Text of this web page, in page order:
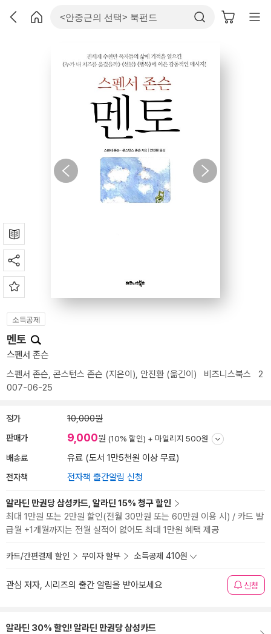
소득공제
멘토
스펜서 존슨
스펜서 존슨, 콘스턴스 존슨 (지은이), 안진환 (옮긴이) 비즈니스북스 2
007-06-25
정가 10,000원
판매가 9,000원 (10% 할인) + 마일리지 500원
배송료 유료 (도서 1만5천원 이상 무료)
전자책 전자책 출간알림 신청
알라딘 만권당 삼성카드, 알라딘 15% 청구 할인
최대 1만원 또는 2만원 할인(전월 30만원 또는 60만원 이용 시) / 카드 발
급월 +1개월까지는 전월 실적이 없어도 최대 1만원 혜택 제공
카드/간편결제 할인 무이자 할부 소득공제 410원
관심 저자, 시리즈의 출간 알림을 받아보세요 신청
알라딘 30% 할인! 알라딘 만권당 삼성카드